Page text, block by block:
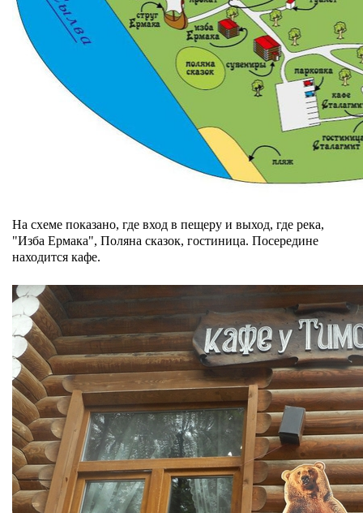
На схеме показано, где вход в пещеру и выход, где река,
"Изба Ермака", Поляна сказок, гостиница. Посередине
находится кафе.